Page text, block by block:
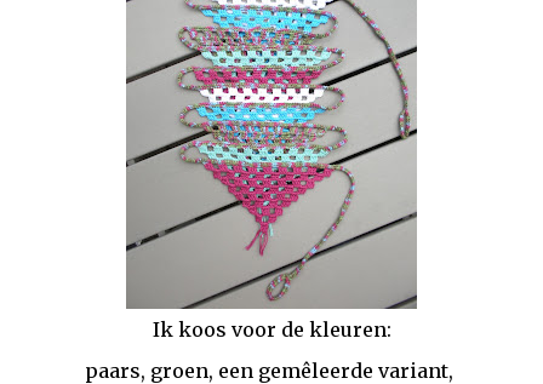
Ik koos voor de kleuren:
paars, groen, een gemêleerde variant,